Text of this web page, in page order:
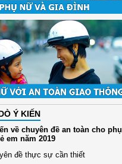
Ý KIẾN
về chuyên đề an toàn cho phụ
em năm 2019
đề thực sự cần thiết